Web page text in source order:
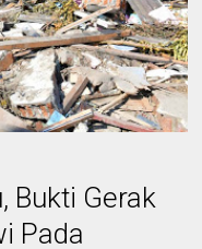
Bukti Gerak
Pada